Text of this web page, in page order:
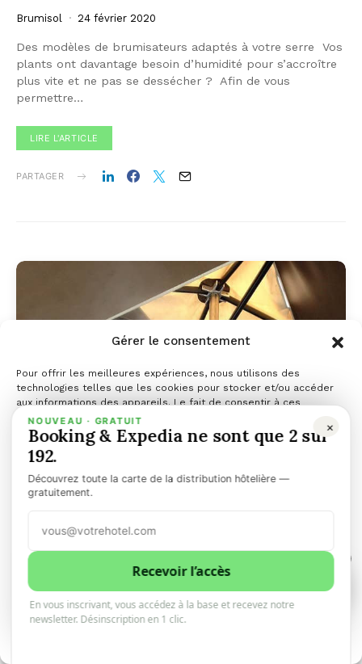
Gérer le consentement
Pour offrir les meilleures expériences, nous utilisons des
technologies telles que les cookies pour stocker et/ou accéder
aux informations des appareils. Le fait de consentir à ces
technologies nous permettra de traiter des données telles que le
comportement de navigation ou les ID uniques sur ce site. Le fait
de ne pas consentir ou de retirer son consentement peut avoir un
effet négatif sur certaines caractéristiques et fonctions.
Gérer les services
Accepter
Refuser
Voir les préférences
Brumisol 24 février 2020
Des modèles de brumisateurs adaptés à votre serre ​ Vos
plants ont davantage besoin d’humidité pour s’accroître
plus vite et ne pas se dessécher ? ​ Afin de vous
permettre…
LIRE L'ARTICLE
PARTAGER
×
NOUVEAU · GRATUIT
Booking & Expedia ne sont que 2 sur
192.
Découvrez toute la carte de la distribution hôtelière —
gratuitement.
Recevoir l’accès
En vous inscrivant, vous accédez à la base et recevez notre
newsletter. Désinscription en 1 clic.